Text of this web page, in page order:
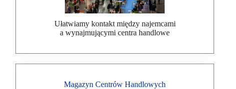
Ułatwiamy kontakt między najemcami
a wynajmującymi centra handlowe
Magazyn Centrów Handlowych